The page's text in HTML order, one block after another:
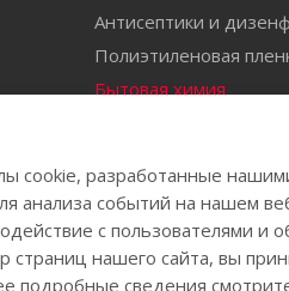
Антисептики и
Полиэтиленовая
Бытовая химия
Бахилы
cookie, разработанные
анализа событий на нашем
с пользователями и
страниц нашего сайта, вы
подробные сведения